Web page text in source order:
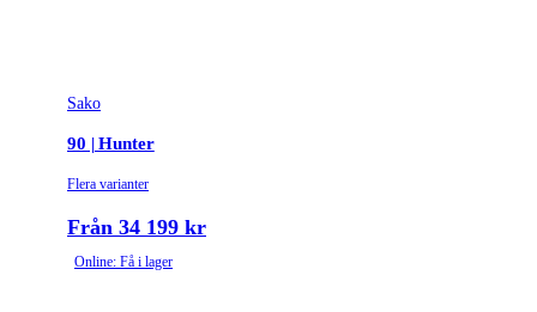
Sako
90 | Hunter
Flera varianter
Från 34 199 kr
Online: Få i lager